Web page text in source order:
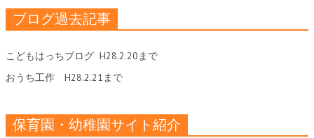
ブログ過去記事
こどもはっちブログ H28.2.20まで
おうち工作 H28.2.21まで
保育園・幼稚園サイト紹介